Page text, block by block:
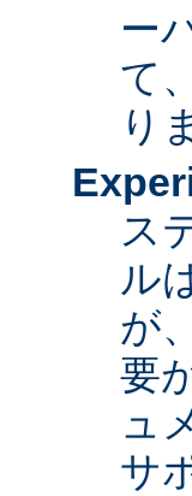
ー
て
り
ス
ル
が
要
ュ
サ